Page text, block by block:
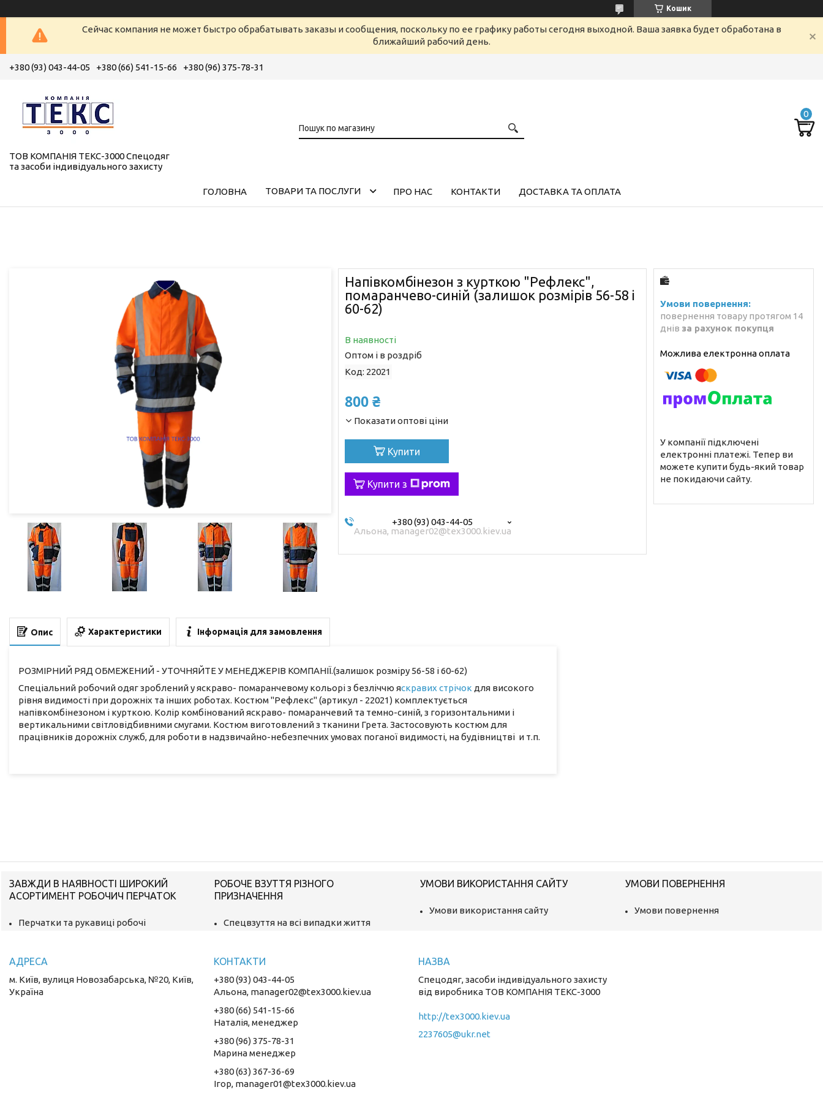
Кошик
Сейчас компания не может быстро обрабатывать заказы и сообщения, поскольку по ее графику работы сегодня выходной. Ваша заявка будет обработана в
ближайший рабочий день.
+380 (93) 043-44-05 +380 (66) 541-15-66 +380 (96) 375-78-31
ТОВ КОМПАНІЯ ТЕКС-3000 Спецодяг
та засоби індивідуального захисту
ГОЛОВНА ТОВАРИ ТА ПОСЛУГИ ПРО НАС КОНТАКТИ ДОСТАВКА ТА ОПЛАТА
Напівкомбінезон з курткою "Рефлекс",
помаранчево-синій (залишок розмірів 56-58 і
60-62)
В наявності
Оптом і в роздріб
Код: 22021
800 ₴
Показати оптові ціни
Купити
Купити з
+380 (93) 043-44-05
Альона, manager02@tex3000.kiev.ua
повернення товару протягом 14
днів за рахунок покупця
У компанії підключені
електронні платежі. Тепер ви
можете купити будь-який товар
не покидаючи сайту.
Опис Характеристики Інформація для замовлення
РОЗМІРНИЙ РЯД ОБМЕЖЕНИЙ - УТОЧНЯЙТЕ У МЕНЕДЖЕРІВ КОМПАНІЇ.(залишок розміру 56-58 і 60-62)
Спеціальний робочий одяг зроблений у яскраво- помаранчевому кольорі з безліччю яскравих стрічок для високого
рівня видимості при дорожніх та інших роботах. Костюм "Рефлекс" (артикул - 22021) комплектується
напівкомбінезоном і курткою. Колір комбінований яскраво- помаранчевий та темно-синій, з горизонтальними і
вертикальними світловідбивними смугами. Костюм виготовлений з тканини Грета. Застосовують костюм для
працівників дорожніх служб, для роботи в надзвичайно-небезпечних умовах поганої видимості, на будівництві и т.п.
ЗАВЖДИ В НАЯВНОСТІ ШИРОКИЙ
АСОРТИМЕНТ РОБОЧИЧ ПЕРЧАТОК
Перчатки та рукавиці робочі
РОБОЧЕ ВЗУТТЯ РІЗНОГО
ПРИЗНАЧЕННЯ
Спецвзуття на всі випадки життя
УМОВИ ВИКОРИСТАННЯ САЙТУ
Умови використання сайту
УМОВИ ПОВЕРНЕННЯ
Умови повернення
м. Київ, вулиця Новозабарська, №20, Київ,
Україна
+380 (93) 043-44-05
Альона, manager02@tex3000.kiev.ua
+380 (66) 541-15-66
Наталія, менеджер
+380 (96) 375-78-31
Марина менеджер
+380 (63) 367-36-69
Ігор, manager01@tex3000.kiev.ua
Спецодяг, засоби індивідуального захисту
від виробника ТОВ КОМПАНІЯ ТЕКС-3000
http://tex3000.kiev.ua
2237605@ukr.net